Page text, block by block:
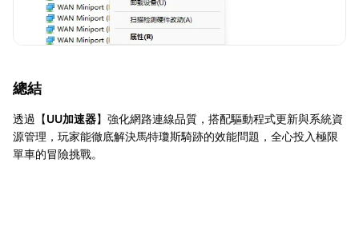
總結
透過【UU加速器】強化網路連線品質，搭配驅動程式更新與系統資
源管理，玩家能徹底解決馬特瓊斯騎跡的效能問題，全心投入極限
單車的冒險挑戰。